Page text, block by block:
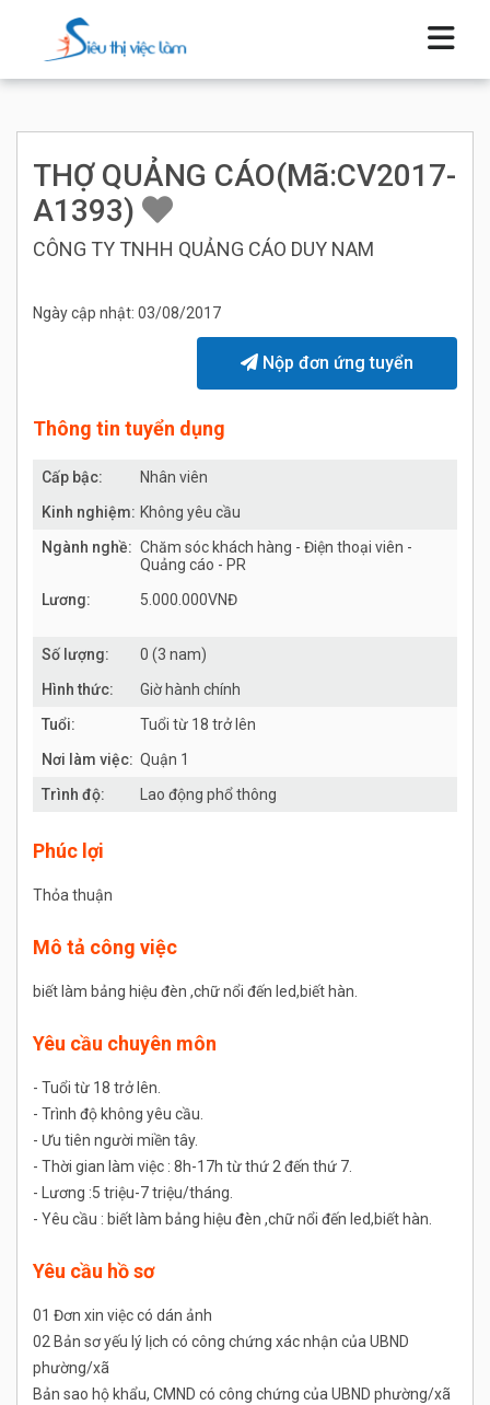
THỢ QUẢNG CÁO(Mã:CV2017-
A1393)
CÔNG TY TNHH QUẢNG CÁO DUY NAM
Ngày cập nhật: 03/08/2017
Nộp đơn ứng tuyển
Thông tin tuyển dụng
Cấp bậc:
Nhân viên
Kinh nghiệm: Không yêu cầu
Ngành nghề: Chăm sóc khách hàng - Điện thoại viên -
Quảng cáo - PR
Lương:
5.000.000VNĐ
Số lượng:
0 (3 nam)
Hình thức:
Giờ hành chính
Tuổi:
Tuổi từ 18 trở lên
Nơi làm việc: Quận 1
Trình độ:
Lao động phổ thông
Phúc lợi
Thỏa thuận
Mô tả công việc
biết làm bảng hiệu đèn ,chữ nổi đến led,biết hàn.
Yêu cầu chuyên môn
- Tuổi từ 18 trở lên.
- Trình độ không yêu cầu.
- Ưu tiên người miền tây.
- Thời gian làm việc : 8h-17h từ thứ 2 đến thứ 7.
- Lương :5 triệu-7 triệu/tháng.
- Yêu cầu : biết làm bảng hiệu đèn ,chữ nổi đến led,biết hàn.
Yêu cầu hồ sơ
01 Đơn xin việc có dán ảnh
02 Bản sơ yếu lý lịch có công chứng xác nhận của UBND
phường/xã
Bản sao hộ khẩu, CMND có công chứng của UBND phường/xã